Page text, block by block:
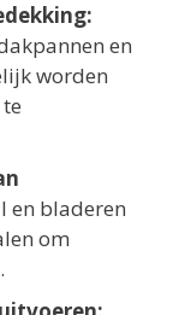
en
worden
en bladeren
om